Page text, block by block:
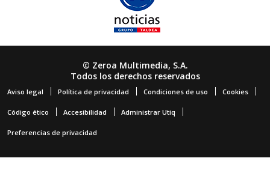
© Zeroa Multimedia, S.A.
Todos los derechos reservados
Aviso legal Política de privacidad Condiciones de uso Cookies
Código ético Accesibilidad Administrar Utiq
Preferencias de privacidad